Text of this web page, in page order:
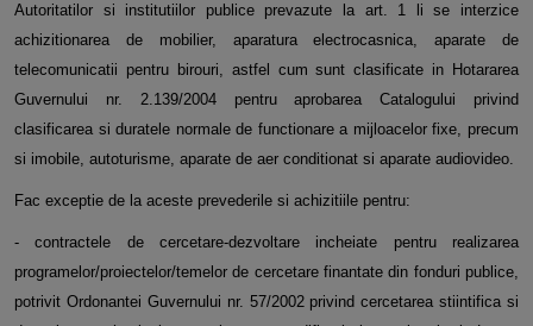
Autoritatilor si institutiilor publice prevazute la art. 1 li se interzice
achizitionarea de mobilier, aparatura electrocasnica, aparate de
telecomunicatii pentru birouri, astfel cum sunt clasificate in Hotararea
Guvernului nr. 2.139/2004 pentru aprobarea Catalogului privind
clasificarea si duratele normale de functionare a mijloacelor fixe, precum
si imobile, autoturisme, aparate de aer conditionat si aparate audiovideo.
Fac exceptie de la aceste prevederile si achizitiile pentru:
- contractele de cercetare-dezvoltare incheiate pentru realizarea
programelor/proiectelor/temelor de cercetare finantate din fonduri publice,
potrivit Ordonantei Guvernului nr. 57/2002 privind cercetarea stiintifica si